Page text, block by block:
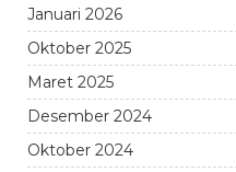
Januari 2026
Oktober 2025
Maret 2025
Desember 2024
Oktober 2024